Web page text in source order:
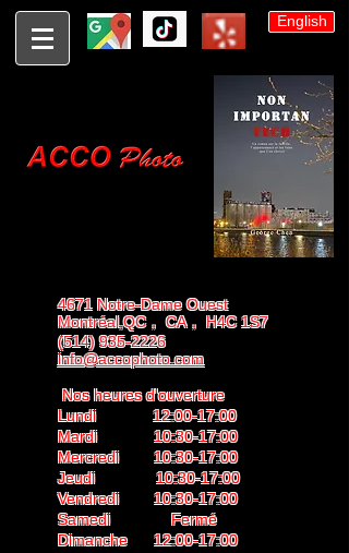
English
4671 Notre-Dame Ouest
Montréal,QC， CA， H4C 1S7
(514) 935-2226
info@accophoto.com
Nos heures d'ouverture
Lundi 12:00-17:00
Mardi 10:30-17:00
Mercredi 10:30-17:00
Jeudi 10:30-17:00
Vendredi 10:30-17:00
Samedi Fermé
Dimanche 12:00-17:00